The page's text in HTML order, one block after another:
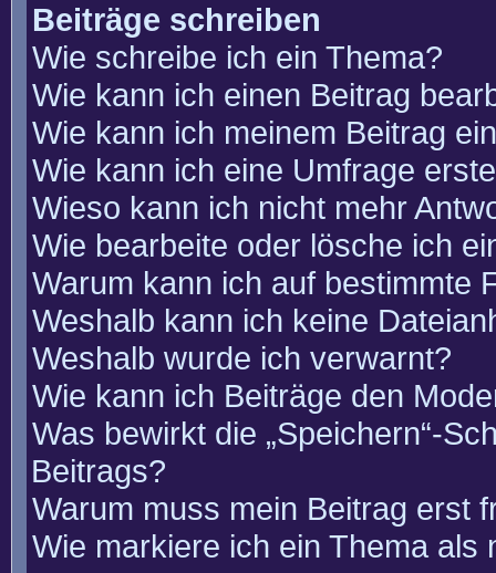
Beiträge schreiben
Wie schreibe ich ein Thema?
Wie kann ich einen Beitrag
Wie kann ich meinem Beitrag
Wie kann ich eine Umfrage
Wieso kann ich nicht mehr
Wie bearbeite oder lösche ich
Warum kann ich auf bestimmte
Weshalb kann ich keine
Weshalb wurde ich verwarnt?
Wie kann ich Beiträge den
Was bewirkt die „Speichern“-
Beitrags?
Warum muss mein Beitrag erst
Wie markiere ich ein Thema als